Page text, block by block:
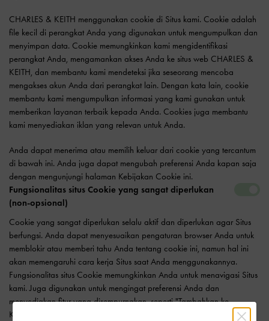
CHARLES & KEITH menggunakan cookie di Situs kami. Cookie adalah
file kecil di perangkat Anda yang digunakan untuk mengumpulkan dan
menyimpan data. Cookie memungkinkan kami mengidentifikasi
perangkat Anda, mengamankan akses Anda ke situs web CHARLES &
KEITH, dan membantu kami mendeteksi jika seseorang mencoba
mengakses akun Anda dari perangkat lain. Dengan kata lain, cookie
membantu kami mengumpulkan informasi yang kami gunakan untuk
memberikan layanan terbaik kepada Anda. Cookies juga membantu
kami menyediakan iklan yang relevan untuk Anda.
Anda dapat menerima atau memilih keluar dari cookie yang tercantum
di bawah ini. Anda juga dapat mengubah preferensi Anda kapan saja
dengan mengunjungi halaman Kebijakan Cookie ini.
Fungsionalitas situs Cookie yang sangat diperlukan
(non-opsional)
Cookie yang sangat diperlukan selalu aktif dan diperlukan agar Situs
berfungsi. Anda dapat menyesuaikan pengaturan browser Anda untuk
memblokir atau memberi tahu Anda tentang cookie ini, namun hal ini
akan memengaruhi cara kerja Situs saat Anda menggunakannya.
Fungsionalitas situs Cookie memungkinkan Anda untuk menavigasi Situs
kami. Juga digunakan untuk mengingat preferensi Anda dan
menyediakan fitur yang disempurnakan, seperti "Tambahkan ke
Keranjang" dan "Tambahkan ke daftar Keinginan".